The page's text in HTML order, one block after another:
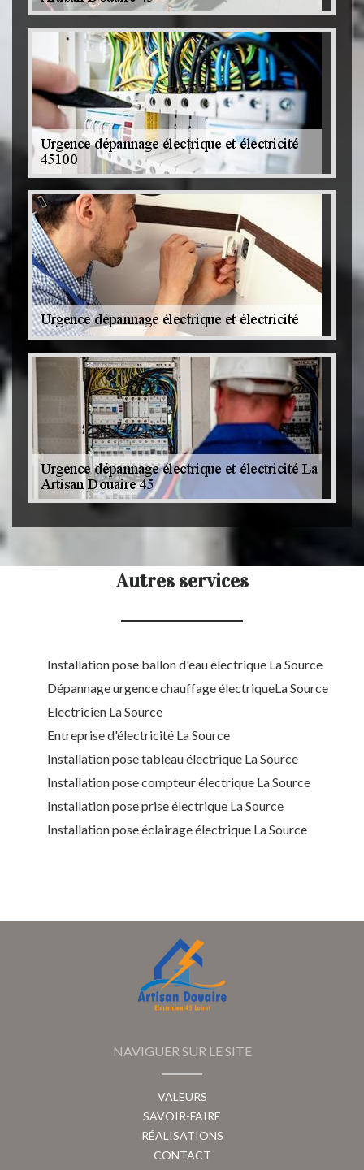
Autres services
Installation pose ballon d'eau électrique La Source
Dépannage urgence chauffage électriqueLa Source
Electricien La Source
Entreprise d'électricité La Source
Installation pose tableau électrique La Source
Installation pose compteur électrique La Source
Installation pose prise électrique La Source
Installation pose éclairage électrique La Source
NAVIGUER SUR LE SITE
VALEURS
SAVOIR-FAIRE
RÉALISATIONS
CONTACT